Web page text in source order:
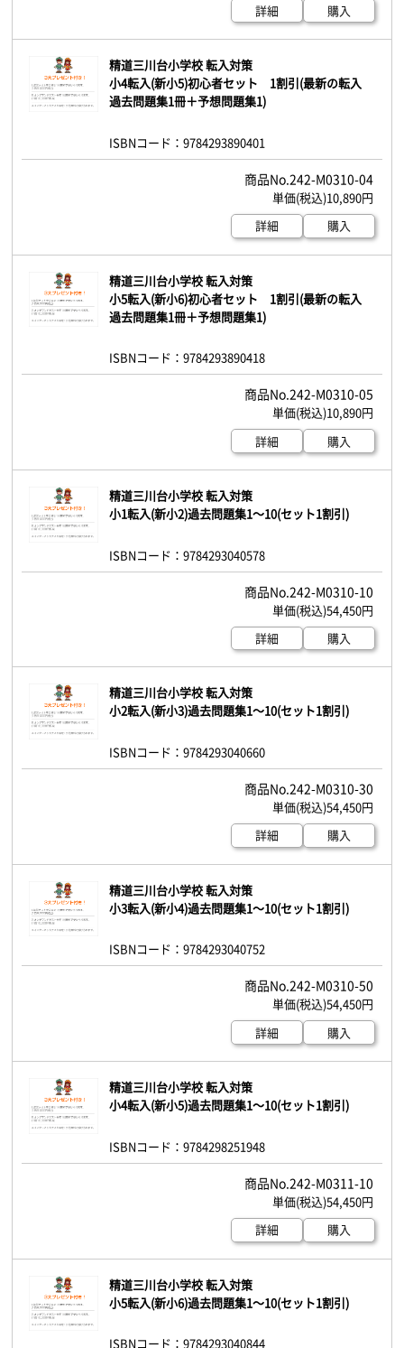
詳細
購入
精道三川台小学校 転入対策
小4転入(新小5)初心者セット 1割引(最新の転入
過去問題集1冊＋予想問題集1)
ISBNコード：9784293890401
242-M0310-04
10,890円
詳細
購入
精道三川台小学校 転入対策
小5転入(新小6)初心者セット 1割引(最新の転入
過去問題集1冊＋予想問題集1)
ISBNコード：9784293890418
242-M0310-05
10,890円
詳細
購入
精道三川台小学校 転入対策
小1転入(新小2)過去問題集1～10(セット1割引)
ISBNコード：9784293040578
242-M0310-10
54,450円
詳細
購入
精道三川台小学校 転入対策
小2転入(新小3)過去問題集1～10(セット1割引)
ISBNコード：9784293040660
242-M0310-30
54,450円
詳細
購入
精道三川台小学校 転入対策
小3転入(新小4)過去問題集1～10(セット1割引)
ISBNコード：9784293040752
242-M0310-50
54,450円
詳細
購入
精道三川台小学校 転入対策
小4転入(新小5)過去問題集1～10(セット1割引)
ISBNコード：9784298251948
242-M0311-10
54,450円
詳細
購入
精道三川台小学校 転入対策
小5転入(新小6)過去問題集1～10(セット1割引)
ISBNコード：9784293040844